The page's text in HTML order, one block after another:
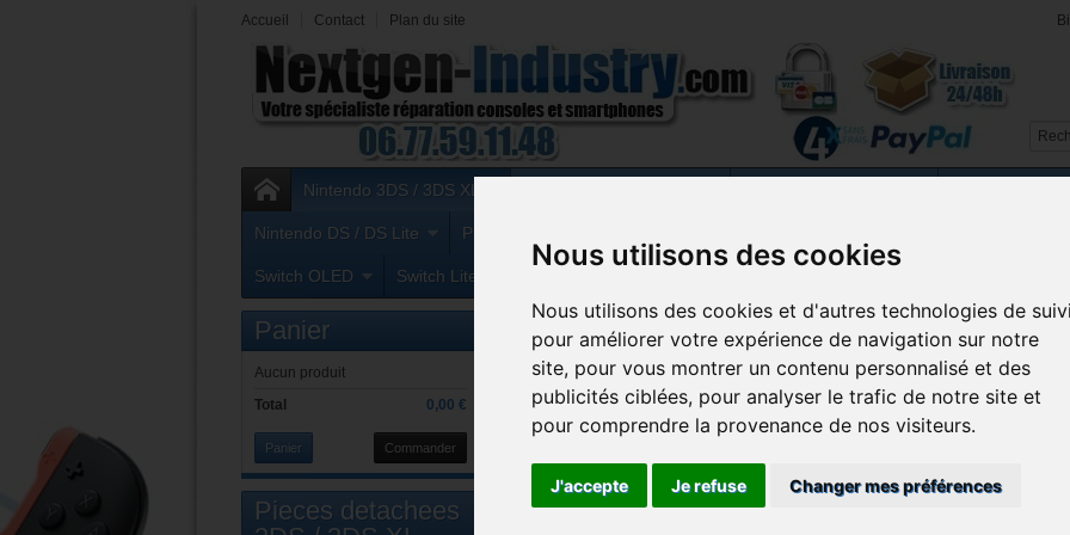
Nous utilisons des cookies
Nous utilisons des cookies et d'autres technologies de suivi
pour améliorer votre expérience de navigation sur notre
site, pour vous montrer un contenu personnalisé et des
publicités ciblées, pour analyser le trafic de notre site et
pour comprendre la provenance de nos visiteurs.
J'accepte Je refuse Changer mes préférences
Accueil Contact Plan du site
Nintendo 3DS / 3DS XL
Nintendo DS / DS Lite Playstation 5
Switch OLED Switch Lite
Panier
Aucun produit
0,00 €
Total
Panier Commander
Pieces detachees
Accueil > Nintendo 3DS / 3DS XL > Pieces detachees 3DS / 3DS XL > Nappe +
Nappe + caméra Nintendo 3DS
Disponibilité :